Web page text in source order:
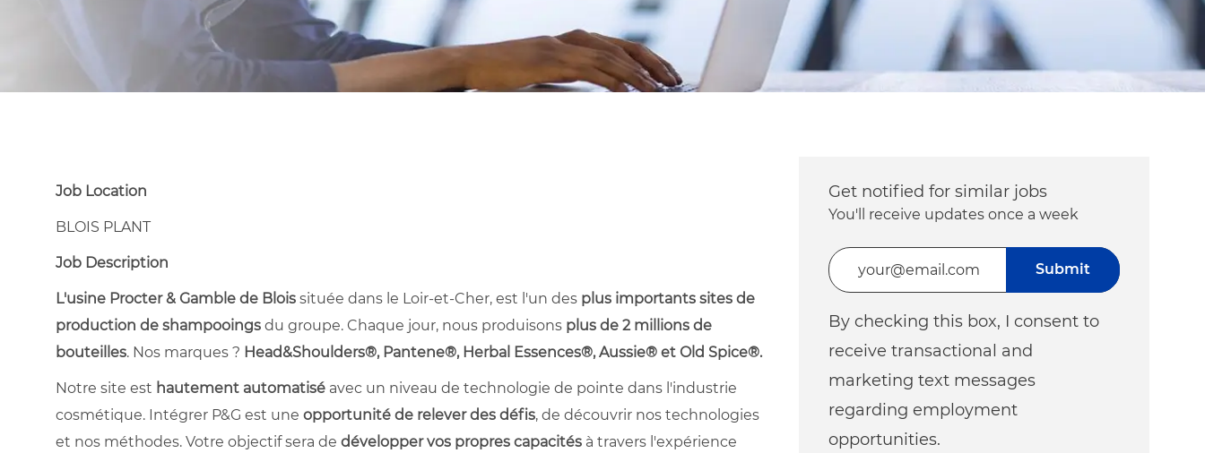
Job Location
BLOIS PLANT
Job Description
L'usine Procter & Gamble de Blois située dans le Loir-et-Cher, est l'un des plus importants sites de
production de shampooings du groupe. Chaque jour, nous produisons plus de 2 millions de
bouteilles. Nos marques ? Head&Shoulders®, Pantene®, Herbal Essences®, Aussie® et Old Spice®.
Notre site est hautement automatisé avec un niveau de technologie de pointe dans l'industrie
cosmétique. Intégrer P&G est une opportunité de relever des défis, de découvrir nos technologies
et nos méthodes. Votre objectif sera de développer vos propres capacités à travers l'expérience
Get notified for similar jobs
You'll receive updates once a week
Enter Email address (Required)
By checking this box, I consent to
receive transactional and
marketing text messages
regarding employment
opportunities.
Submit